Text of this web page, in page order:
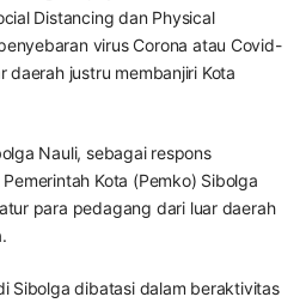
Distancing dan Physical
virus Corona atau Covid-
justru membanjiri Kota
Nauli, sebagai respons
Kota (Pemko) Sibolga
para pedagang dari luar daerah
Sibolga dibatasi dalam beraktivitas